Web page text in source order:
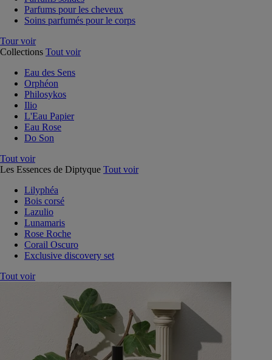
Parfums pour les cheveux
Soins parfumés pour le corps
Tour voir
Collections Tout voir
Eau des Sens
Orphéon
Philosykos
Ilio
L'Eau Papier
Eau Rose
Do Son
Tout voir
Les Essences de Diptyque Tout voir
Lilyphéa
Bois corsé
Lazulio
Lunamaris
Rose Roche
Corail Oscuro
Exclusive discovery set
Tout voir